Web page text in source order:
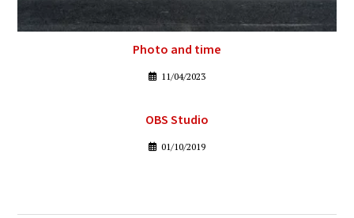
Photo and time
11/04/2023
OBS Studio
01/10/2019